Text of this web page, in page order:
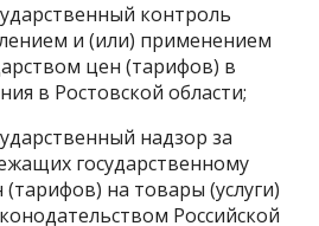
контроль
и (или) применением
цен (тарифов) в
в Ростовской области;
надзор за
государственному
на товары (услуги)
Российской